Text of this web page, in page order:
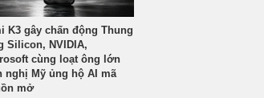
K3 gây chấn động Thung
Silicon, NVIDIA,
cùng loạt ông lớn
nghị Mỹ ủng hộ AI mã
mở